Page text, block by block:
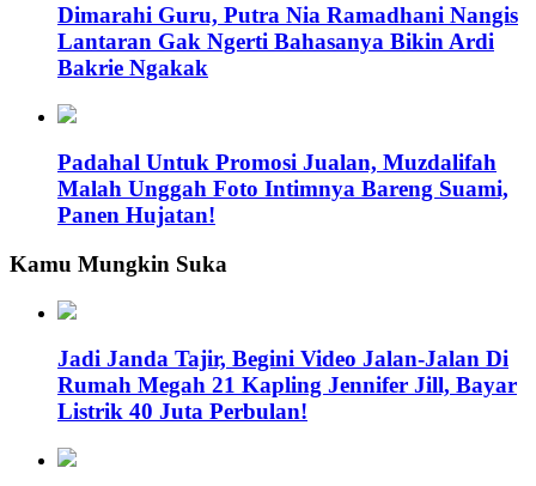
Dimarahi Guru, Putra Nia Ramadhani Nangis
Lantaran Gak Ngerti Bahasanya Bikin Ardi
Bakrie Ngakak
Padahal Untuk Promosi Jualan, Muzdalifah
Malah Unggah Foto Intimnya Bareng Suami,
Panen Hujatan!
Kamu Mungkin Suka
Jadi Janda Tajir, Begini Video Jalan-Jalan Di
Rumah Megah 21 Kapling Jennifer Jill, Bayar
Listrik 40 Juta Perbulan!